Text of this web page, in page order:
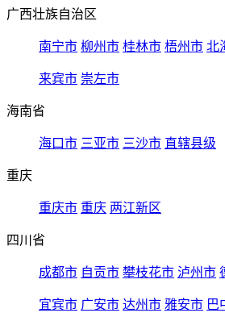
广西壮族自治区
南宁市 柳州市 桂林市 梧州市 北
来宾市 崇左市
海南省
海口市 三亚市 三沙市 直辖县级
重庆
重庆市 重庆 两江新区
四川省
成都市 自贡市 攀枝花市 泸州市
宜宾市 广安市 达州市 雅安市 巴